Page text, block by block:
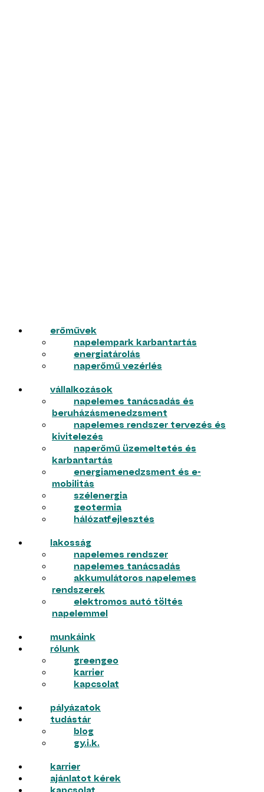
erőművek
napelempark karbantartás
energiatárolás
naperőmű vezérlés
vállalkozások
napelemes tanácsadás és
beruházásmenedzsment
napelemes rendszer tervezés és
kivitelezés
naperőmű üzemeltetés és
karbantartás
energiamenedzsment és e-
mobilitás
szélenergia
geotermia
hálózatfejlesztés
lakosság
napelemes rendszer
napelemes tanácsadás
akkumulátoros napelemes
rendszerek
elektromos autó töltés
napelemmel
munkáink
rólunk
greengeo
karrier
kapcsolat
pályázatok
tudástár
blog
gy.i.k.
karrier
ajánlatot kérek